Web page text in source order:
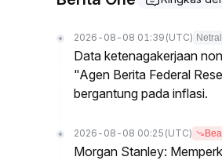
2026-08-08 01:39 (UTC) Netral
Data ketenagakerjaan
"Agen Berita Federal
bergantung pada inflasi.
2026-08-08 00:25 (UTC)
Morgan Stanley: